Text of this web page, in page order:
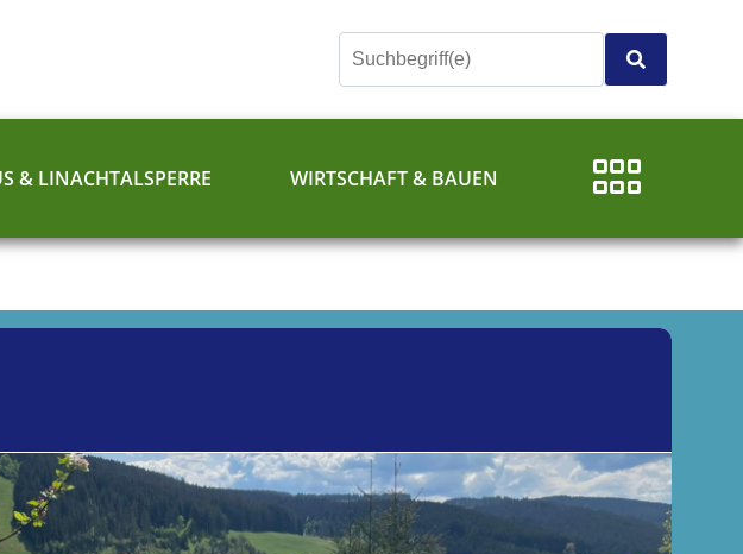
& LINACHTALSPERRE WIRTSCHAFT & BAUEN